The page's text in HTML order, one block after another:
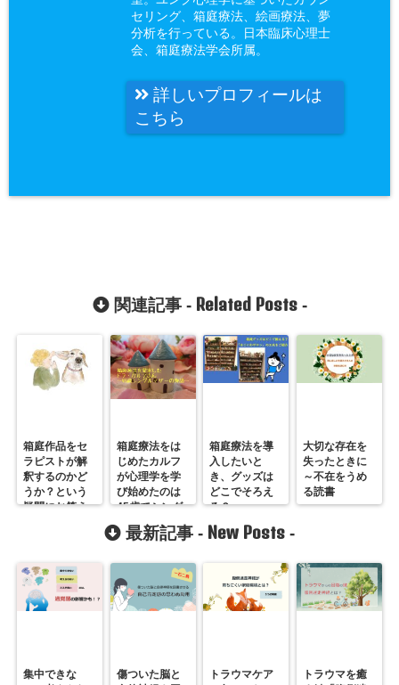
セリング、箱庭療法、絵画療法、夢
分析を行っている。日本臨床心理士
会、箱庭療法学会所属。
詳しいプロフィールは
こちら
関連記事 - Related Posts-
箱庭作品をセ
ラピストが解
釈するのかど
うか？という
疑問にお答え
箱庭療法をは
じめたカルフ
が心理学を学
び始めたのは
45歳でシング
ルマザーにな
ったとき
箱庭療法を導
入したいと
き、グッズは
どこでそろえ
る？
大切な存在を
失ったときに
～不在をうめ
る読書
最新記事 - New Posts -
集中できな
傷ついた脳と
トラウマケア
トラウマを癒